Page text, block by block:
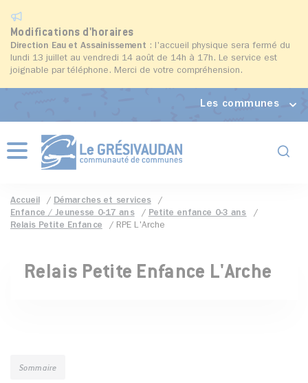
Modifications d'horaires
Direction Eau et Assainissement : l'accueil physique sera fermé du
lundi 13 juillet au vendredi 14 août de 14h à 17h. Le service est
joignable par téléphone. Merci de votre compréhension.
Les communes
Menu
Accueil
Démarches et services
Enfance / Jeunesse 0-17 ans
Petite enfance 0-3 ans
Relais Petite Enfance
RPE L'Arche
Relais Petite Enfance L'Arche
Sommaire